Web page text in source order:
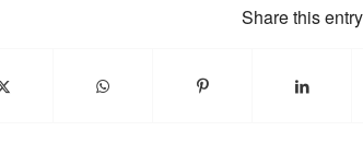
Share this entry